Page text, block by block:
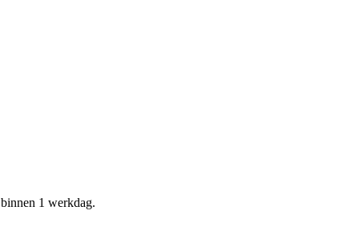
1 werkdag.